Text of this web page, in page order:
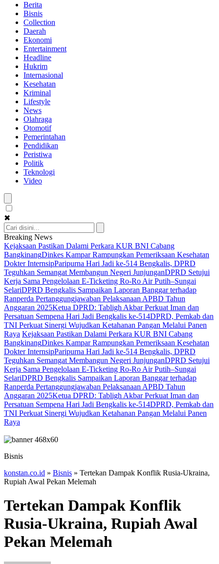
Berita
Bisnis
Collection
Daerah
Ekonomi
Entertainment
Headline
Hukrim
Internasional
Kesehatan
Kriminal
Lifestyle
News
Olahraga
Otomotif
Pemerintahan
Pendidikan
Peristiwa
Politik
Teknologi
Video
✖
Breaking News
Kejaksaan Pastikan Dalami Perkara KUR BNI Cabang
BangkinangDinkes Kampar Rampungkan Pemeriksaan Kesehatan
Dokter InternsipParipurna Hari Jadi ke-514 Bengkalis, DPRD
Teguhkan Semangat Membangun Negeri JunjunganDPRD Setujui
Kerja Sama Pengelolaan E-Ticketing Ro-Ro Air Putih–Sungai
SelariDPRD Bengkalis Sampaikan Laporan Banggar terhadap
Ranperda Pertanggungjawaban Pelaksanaan APBD Tahun
Anggaran 2025Ketua DPRD: Tabligh Akbar Perkuat Iman dan
Persatuan Sempena Hari Jadi Bengkalis ke-514DPRD, Pemkab dan
TNI Perkuat Sinergi Wujudkan Ketahanan Pangan Melalui Panen
Raya Kejaksaan Pastikan Dalami Perkara KUR BNI Cabang
BangkinangDinkes Kampar Rampungkan Pemeriksaan Kesehatan
Dokter InternsipParipurna Hari Jadi ke-514 Bengkalis, DPRD
Teguhkan Semangat Membangun Negeri JunjunganDPRD Setujui
Kerja Sama Pengelolaan E-Ticketing Ro-Ro Air Putih–Sungai
SelariDPRD Bengkalis Sampaikan Laporan Banggar terhadap
Ranperda Pertanggungjawaban Pelaksanaan APBD Tahun
Anggaran 2025Ketua DPRD: Tabligh Akbar Perkuat Iman dan
Persatuan Sempena Hari Jadi Bengkalis ke-514DPRD, Pemkab dan
TNI Perkuat Sinergi Wujudkan Ketahanan Pangan Melalui Panen
Raya
Bisnis
konstan.co.id » Bisnis » Tertekan Dampak Konflik Rusia-Ukraina,
Rupiah Awal Pekan Melemah
Tertekan Dampak Konflik
Rusia-Ukraina, Rupiah Awal
Pekan Melemah